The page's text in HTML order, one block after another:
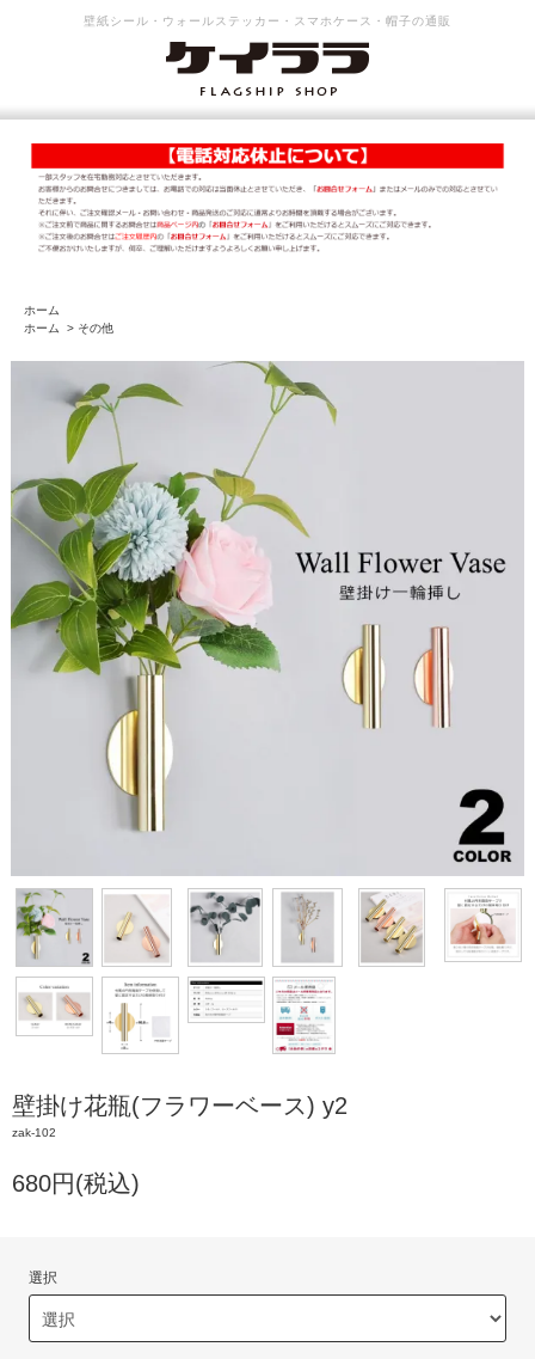
壁紙シール・ウォールステッカー・スマホケース・帽子の通販
ホーム
ホーム
> その他
壁掛け花瓶(フラワーベース) y2
zak-102
680円(税込)
選択